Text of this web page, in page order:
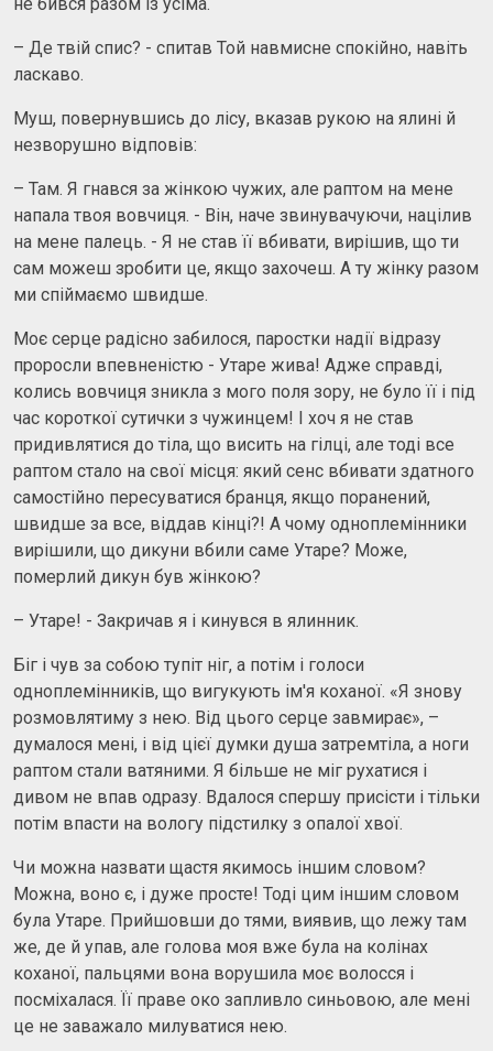
– Де твій спис? - спитав Той навмисне спокійно, навіть
ласкаво.
Муш, повернувшись до лісу, вказав рукою на ялині й
незворушно відповів:
– Там. Я гнався за жінкою чужих, але раптом на мене
напала твоя вовчиця. - Він, наче звинувачуючи, націлив
на мене палець. - Я не став її вбивати, вирішив, що ти
сам можеш зробити це, якщо захочеш. А ту жінку разом
ми спіймаємо швидше.
Моє серце радісно забилося, паростки надії відразу
проросли впевненістю - Утаре жива! Адже справді,
колись вовчиця зникла з мого поля зору, не було її і під
час короткої сутички з чужинцем! І хоч я не став
придивлятися до тіла, що висить на гілці, але тоді все
раптом стало на свої місця: який сенс вбивати здатного
самостійно пересуватися бранця, якщо поранений,
швидше за все, віддав кінці?! А чому одноплемінники
вирішили, що дикуни вбили саме Утаре? Може,
померлий дикун був жінкою?
– Утаре! - Закричав я і кинувся в ялинник.
Біг і чув за собою тупіт ніг, а потім і голоси
одноплемінників, що вигукують ім'я коханої. «Я знову
розмовлятиму з нею. Від цього серце завмирає», –
думалося мені, і від цієї думки душа затремтіла, а ноги
раптом стали ватяними. Я більше не міг рухатися і
дивом не впав одразу. Вдалося спершу присісти і тільки
потім впасти на вологу підстилку з опалої хвої.
Чи можна назвати щастя якимось іншим словом?
Можна, воно є, і дуже просте! Тоді цим іншим словом
була Утаре. Прийшовши до тями, виявив, що лежу там
же, де й упав, але голова моя вже була на колінах
коханої, пальцями вона ворушила моє волосся і
посміхалася. Її праве око запливло синьовою, але мені
це не заважало милуватися нею.